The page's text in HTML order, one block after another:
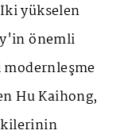
yükselen
önemli
Hu Kaihong,